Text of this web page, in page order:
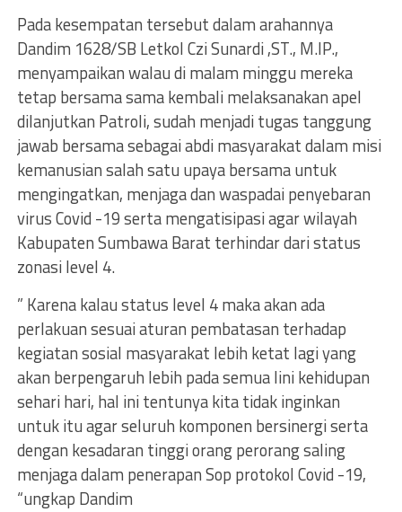
Pada kesempatan tersebut dalam arahannya
Dandim 1628/SB Letkol Czi Sunardi ,ST., M.IP.,
menyampaikan walau di malam minggu mereka
tetap bersama sama kembali melaksanakan apel
dilanjutkan Patroli, sudah menjadi tugas tanggung
jawab bersama sebagai abdi masyarakat dalam misi
kemanusian salah satu upaya bersama untuk
mengingatkan, menjaga dan waspadai penyebaran
virus Covid -19 serta mengatisipasi agar wilayah
Kabupaten Sumbawa Barat terhindar dari status
zonasi level 4.
” Karena kalau status level 4 maka akan ada
perlakuan sesuai aturan pembatasan terhadap
kegiatan sosial masyarakat lebih ketat lagi yang
akan berpengaruh lebih pada semua lini kehidupan
sehari hari, hal ini tentunya kita tidak inginkan
untuk itu agar seluruh komponen bersinergi serta
dengan kesadaran tinggi orang perorang saling
menjaga dalam penerapan Sop protokol Covid -19,
“ungkap Dandim